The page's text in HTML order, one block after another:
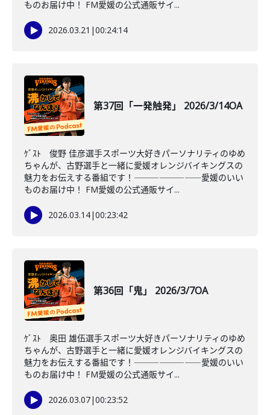
ものお届け中！ FM愛媛の公式通販サイ...
2026.03.21 |00:24:14
第37回「一発触発」 2026/3/14OA
ｹﾞｽﾄ 俊野 佳彦選手スポーツ大好きパーソナリティのゆめ
ちゃんが、古野選手と一緒に愛媛オレンジバイキングスの
魅力をお伝えする番組です！――――――――愛媛のいい
ものお届け中！ FM愛媛の公式通販サイ...
2026.03.14|00:23:42
第36回「鬼」 2026/3/7OA
ｹﾞｽﾄ 奥田 雄伍選手スポーツ大好きパーソナリティのゆめ
ちゃんが、古野選手と一緒に愛媛オレンジバイキングスの
魅力をお伝えする番組です！――――――――愛媛のいい
ものお届け中！ FM愛媛の公式通販サイ...
2026.03.07|00:23:52